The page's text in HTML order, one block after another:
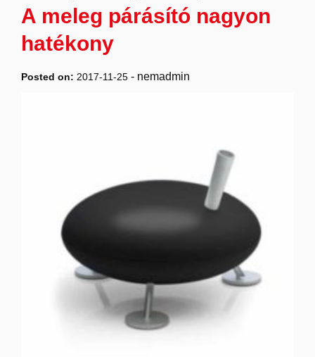
A meleg párásító nagyon
hatékony
Posted on: 2017-11-25 - nemadmin